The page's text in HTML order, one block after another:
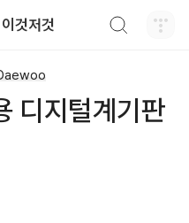
것저것
디지털계기판